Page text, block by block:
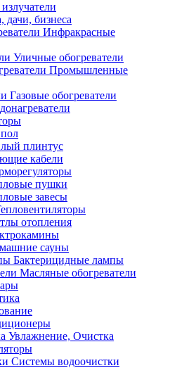
дачи, бизнеса
Инфракрасные
Уличные обогреватели
Промышленные
Газовые обогреватели
плинтус
кабели
пушки
завесы
отопления
сауны
Бактерицидные лампы
Масляные обогреватели
Увлажнение, Очистка
Системы водоочистки